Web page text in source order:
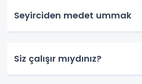
Seyirciden medet ummak
Siz çalışır mıydınız?